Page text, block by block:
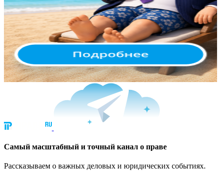
Cамый масштабный и точный канал о праве
Рассказываем о важных деловых и юридических событиях.